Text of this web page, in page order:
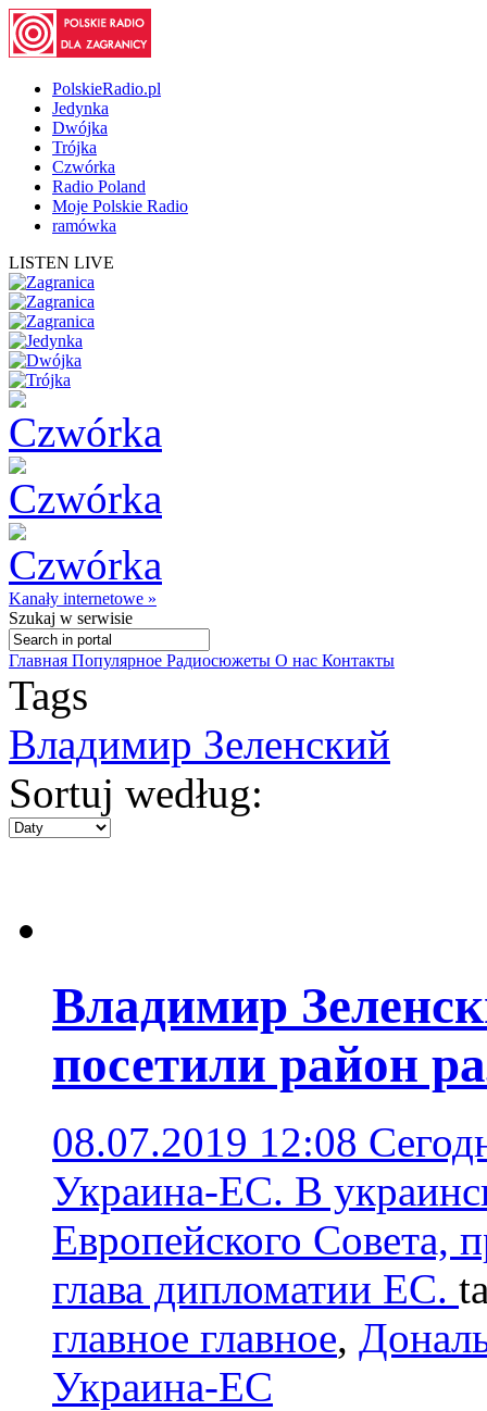
PolskieRadio.pl
Jedynka
Dwójka
Trójka
Czwórka
Radio Poland
Moje Polskie Radio
ramówka
LISTEN LIVE
Kanały internetowe »
Szukaj w serwisie
Главная Популярное Радиосюжеты О нас Контакты
Tags
Владимир Зеленский
Sortuj według:
Владимир
посетили район
08.07.2019 12:08
Украина-ЕС. В
Европейского Совета,
глава дипломатии ЕС.
главное главное,
Украина-ЕС